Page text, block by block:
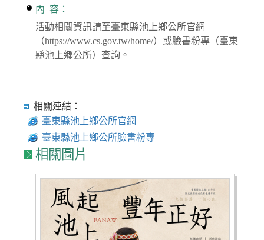
內 容：
活動相關資訊請至臺東縣池上鄉公所官網
（https://www.cs.gov.tw/home/）或臉書粉專（臺東
縣池上鄉公所）查詢。
相關連結：
臺東縣池上鄉公所官網
臺東縣池上鄉公所臉書粉專
相關圖片